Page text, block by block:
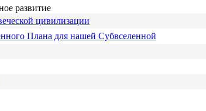
развитие
цивилизации
Плана для нашей Субвселенной